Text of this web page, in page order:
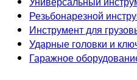
Резьбонарезной
Инструмент для
Ударные головки и
Гаражное